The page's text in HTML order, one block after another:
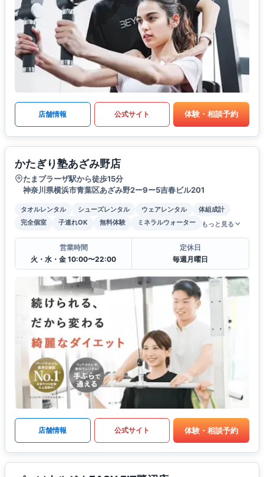
店舗情報 公式サイト 体験・相談予約
かたぎり塾あざみ野店
たまプラーザ駅から徒歩15分
神奈川県横浜市青葉区あざみ野2ー9ー5吉春ビル201
タオルレンタル シューズレンタル ウェアレンタル
体組成計
完全個室
子連れOK 無料体験 ミネラルウォーター もっと見る
営業時間
火・水・金 10:00〜22:00
定休日
毎週月曜日
店舗情報 公式サイト 体験・相談予約